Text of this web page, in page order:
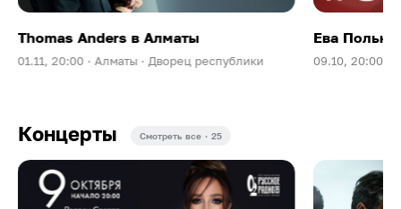
Thomas Anders в Алматы
01.11, 20:00 · Алматы · Дворец республики
Ева Польна
09.10, 20:00 ·
Концерты Смотреть все · 25